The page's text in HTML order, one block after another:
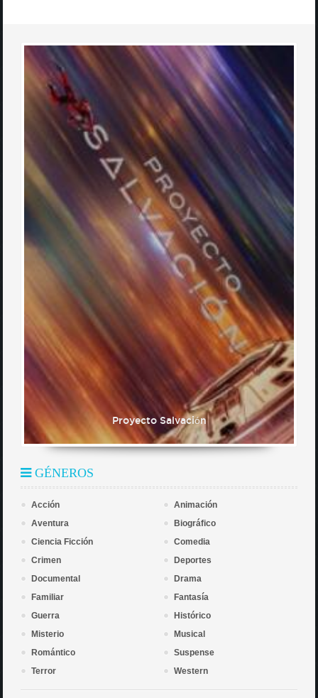
Proyecto Salvación
GÉNEROS
Acción
Animación
Aventura
Biográfico
Ciencia Ficción
Comedia
Crimen
Deportes
Documental
Drama
Familiar
Fantasía
Guerra
Histórico
Misterio
Musical
Romántico
Suspense
Terror
Western